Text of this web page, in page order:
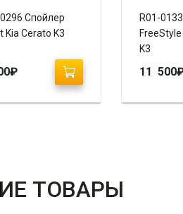
Спойлер
Kia Cerato K3
₽
R01-
FreeStyle
K3
11 500
ТОВАРЫ